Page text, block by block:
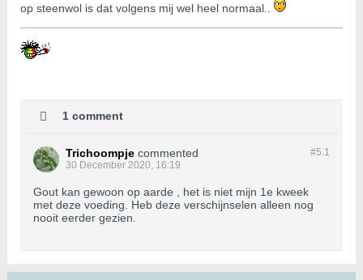
op steenwol is dat volgens mij wel heel normaal..
1 comment
#5.1
Trichoompje commented
30 December 2020, 16:19
Gout kan gewoon op aarde , het is niet mijn 1e kweek
met deze voeding. Heb deze verschijnselen alleen nog
nooit eerder gezien.